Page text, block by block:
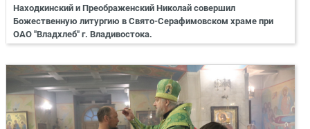
Находкинский и Преображенский Николай совершил
Божественную литургию в Свято-Серафимовском храме при
ОАО "Владхлеб" г. Владивостока.